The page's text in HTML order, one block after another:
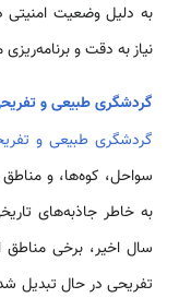
به دلیل وضعیت امنیتی
نیاز به دقت و
گردشگری طبیعی و
گردشگری طبیعی و
سواحل، کوه‌ها، و مناطق
به خاطر جاذبه‌های
سال اخیر، برخی مناطق
تفریحی در حال تبدیل